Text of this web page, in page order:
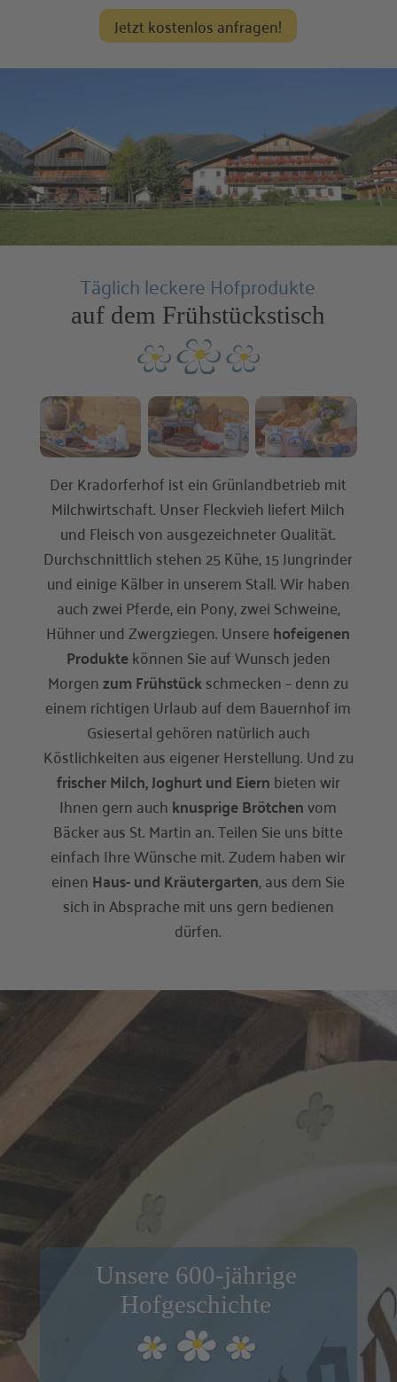
Jetzt kostenlos anfragen!
Täglich leckere Hofprodukte
auf dem Frühstückstisch
Der Kradorferhof ist ein Grünlandbetrieb mit
Milchwirtschaft. Unser Fleckvieh liefert Milch
und Fleisch von ausgezeichneter Qualität.
Durchschnittlich stehen 25 Kühe, 15 Jungrinder
und einige Kälber in unserem Stall. Wir haben
auch zwei Pferde, ein Pony, zwei Schweine,
Hühner und Zwergziegen. Unserehofeigenen
Produktekönnen Sie auf Wunsch jeden
Morgenzum Frühstückschmecken – denn zu
einem richtigen Urlaub auf dem Bauernhof im
Gsiesertal gehören natürlich auch
Köstlichkeiten aus eigener Herstellung. Und zu
frischer Milch, Joghurt und Eiernbieten wir
Ihnen gern auchknusprige Brötchenvom
Bäcker aus St. Martin an. Teilen Sie uns bitte
einfach Ihre Wünsche mit. Zudem haben wir
einenHaus- und Kräutergarten, aus dem Sie
sich in Absprache mit uns gern bedienen
dürfen.
Unsere 600-jährige
Hofgeschichte